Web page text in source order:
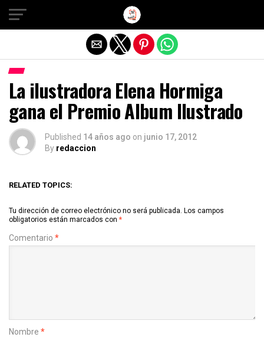
La ilustradora Elena Hormiga
gana el Premio Album Ilustrado
Published 14 años ago on junio 17, 2012
By redaccion
RELATED TOPICS:
Tu dirección de correo electrónico no será publicada. Los campos
obligatorios están marcados con *
Comentario *
Nombre *
Salir de la versión móvil